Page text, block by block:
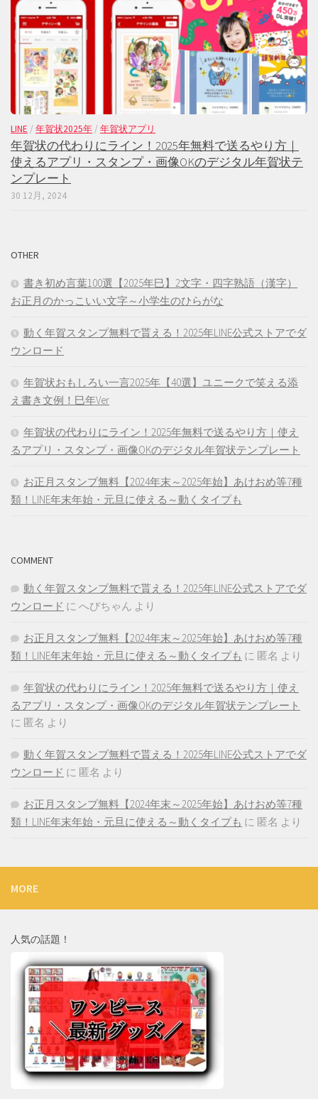
LINE / 年賀状2025年 / 年賀状アプリ
年賀状の代わりにライン！2025年無料で送るやり方｜
使えるアプリ・スタンプ・画像OKのデジタル年賀状テ
ンプレート
30 12月, 2024
OTHER
書き初め言葉100選【2025年巳】2文字・四字熟語（漢字）
お正月のかっこいい文字～小学生のひらがな
動く年賀スタンプ無料で貰える！2025年LINE公式ストアでダ
ウンロード
年賀状おもしろい一言2025年【40選】ユニークで笑える添
え書き文例！巳年Ver
年賀状の代わりにライン！2025年無料で送るやり方｜使え
るアプリ・スタンプ・画像OKのデジタル年賀状テンプレート
お正月スタンプ無料【2024年末～2025年始】あけおめ等7種
類！LINE年末年始・元旦に使える～動くタイプも
COMMENT
動く年賀スタンプ無料で貰える！2025年LINE公式ストアでダ
ウンロード に へびちゃん より
お正月スタンプ無料【2024年末～2025年始】あけおめ等7種
類！LINE年末年始・元旦に使える～動くタイプも に 匿名 より
年賀状の代わりにライン！2025年無料で送るやり方｜使え
るアプリ・スタンプ・画像OKのデジタル年賀状テンプレート
に 匿名 より
動く年賀スタンプ無料で貰える！2025年LINE公式ストアでダ
ウンロード に 匿名 より
お正月スタンプ無料【2024年末～2025年始】あけおめ等7種
類！LINE年末年始・元旦に使える～動くタイプも に 匿名 より
MORE
人気の話題！